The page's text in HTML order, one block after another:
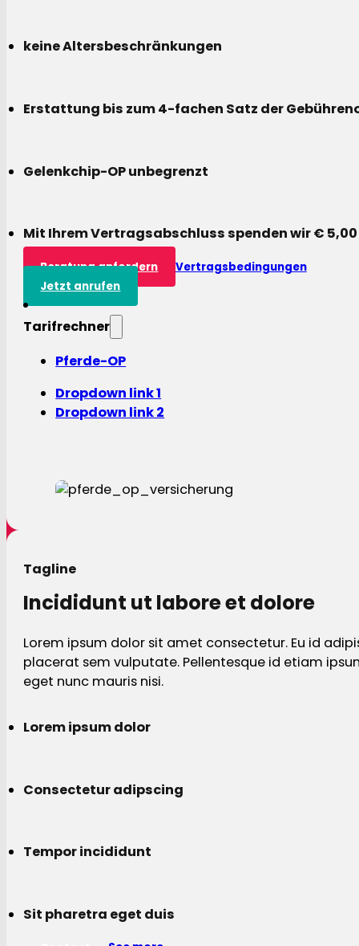
keine Altersbeschränkungen
Erstattung bis zum 4-fachen Satz der
Gelenkchip-OP unbegrenzt
Mit Ihrem Vertragsabschluss spenden wir €
Beratung anfordern
Vertragsbedingungen
Jetzt anrufen
Tarifrechner
Pferde-OP
Dropdown link 1
Dropdown link 2
Tagline
Incididunt ut labore et dolore
Lorem ipsum dolor sit amet consectetur. Eu id
placerat sem vulputate. Pellentesque id etiam
eget nunc mauris nisi.
Lorem ipsum dolor
Consectetur adipscing
Tempor incididunt
Sit pharetra eget duis